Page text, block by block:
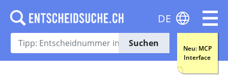
Suchen
Neu: MCP
Interface
DE